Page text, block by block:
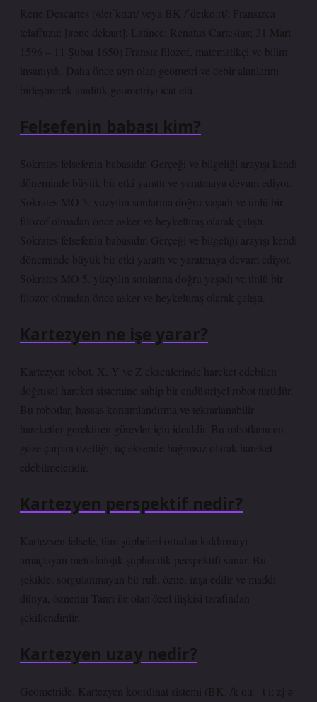
René Descartes (/deɪˈkɑːrt/ veya BK /ˈdeɪkɑːrt/; Fransızca
telaffuzu: [ʁəne dekaʁt]; Latince: Renatus Cartesius; 31 Mart
1596 – 11 Şubat 1650) Fransız filozof, matematikçi ve bilim
insanıydı. Daha önce ayrı olan geometri ve cebir alanlarını
birleştirerek analitik geometriyi icat etti.
Felsefenin babası kim?
Sokrates felsefenin babasıdır. Gerçeği ve bilgeliği arayışı kendi
döneminde büyük bir etki yarattı ve yaratmaya devam ediyor.
Sokrates MÖ 5. yüzyılın sonlarına doğru yaşadı ve ünlü bir
filozof olmadan önce asker ve heykeltıraş olarak çalıştı.
Sokrates felsefenin babasıdır. Gerçeği ve bilgeliği arayışı kendi
döneminde büyük bir etki yarattı ve yaratmaya devam ediyor.
Sokrates MÖ 5. yüzyılın sonlarına doğru yaşadı ve ünlü bir
filozof olmadan önce asker ve heykeltıraş olarak çalıştı.
Kartezyen ne işe yarar?
Kartezyen robot, X, Y ve Z eksenlerinde hareket edebilen
doğrusal hareket sistemine sahip bir endüstriyel robot türüdür.
Bu robotlar, hassas konumlandırma ve tekrarlanabilir
hareketler gerektiren görevler için idealdir. Bu robotların en
göze çarpan özelliği, üç eksende bağımsız olarak hareket
edebilmeleridir.
Kartezyen perspektif nedir?
Kartezyen felsefe, tüm şüpheleri ortadan kaldırmayı
amaçlayan metodolojik şüphecilik perspektifi sunar. Bu
şekilde, sorgulanmayan bir ruh, özne, inşa edilir ve maddi
dünya, öznenin Tanrı ile olan özel ilişkisi tarafından
şekillendirilir.
Kartezyen uzay nedir?
Geometride, Kartezyen koordinat sistemi (BK: /k ɑːr ˈ t iː zj ə